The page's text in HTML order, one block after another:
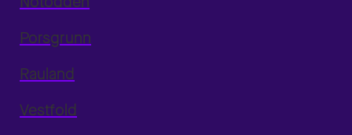
Porsgrunn
Rauland
Vestfold